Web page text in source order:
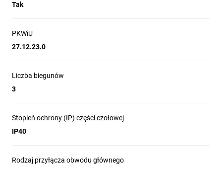
Tak
PKWiU
27.12.23.0
Liczba biegunów
3
Stopień ochrony (IP) części czołowej
IP40
Rodzaj przyłącza obwodu głównego